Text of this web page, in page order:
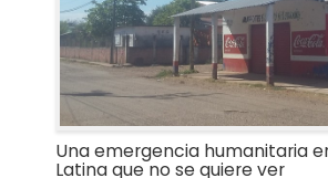
Una emergencia humanitaria
Latina que no se quiere ver